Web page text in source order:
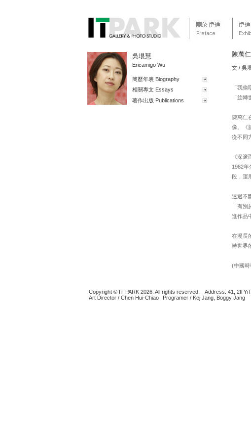
吳垠慧
Ericamigo Wu
簡歷年表 Biography
相關專文 Essays
著作出版 Publications
陳萬
文 / 吳
「我
「旋
陳萬仁
像。《
從不同
《深
1982年
段，運
透過不
「有
進作品
在漫長
轉世界
(中國時
Copyright © IT PARK 2026. All rights reserved. Address: 41, 2fl
Art Director / Chen Hui-Chiao
Programer / Kej Jang, Boggy Jang